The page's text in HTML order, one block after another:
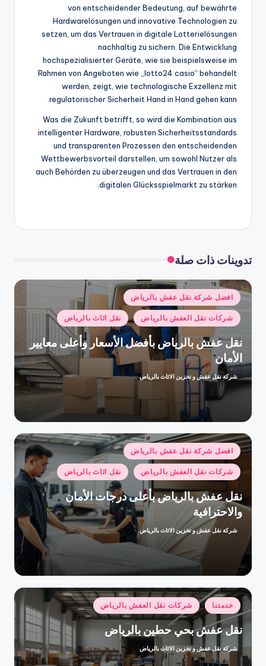
von entscheidender Bedeutung, auf bewährte
Hardwarelösungen und innovative Technologien zu
setzen, um das Vertrauen in digitale Lotterielösungen
nachhaltig zu sichern. Die Entwicklung
hochspezialisierter Geräte, wie sie beispielsweise im
Rahmen von Angeboten wie „lotto24 casio“ behandelt
werden, zeigt, wie technologische Exzellenz mit
regulatorischer Sicherheit Hand in Hand gehen kann.
Was die Zukunft betrifft, so wird die Kombination aus
intelligenter Hardware, robusten Sicherheitsstandards
und transparenten Prozessen den entscheidenden
Wettbewerbsvorteil darstellen, um sowohl Nutzer als
auch Behörden zu überzeugen und das Vertrauen in den
digitalen Glücksspielmarkt zu stärken.
تدوينات ذات صلة
نُشر
في
افضل شركة نقل عفش بالرياض
شركات نقل العفش بالرياض نقل اثاث بالرياض
نقل عفش بالرياض بأفضل الأسعار وأعلى معايير
الأمان
تمّ
بواسطة
شركة نقل عفش و تخزين الاثاث بالرياض
نُشر
في
افضل شركة نقل عفش بالرياض
شركات نقل العفش بالرياض نقل اثاث بالرياض
نقل عفش بالرياض بأعلى درجات الأمان
والاحترافية
تمّ
شركة نقل عفش و تخزين الاثاث بالرياض
نُشر
في
خدمتنا شركات نقل العفش بالرياض
نقل عفش بحي حطين بالرياض
تمّ
النشر
شركة نقل عفش و تخزين الاثاث بالرياض